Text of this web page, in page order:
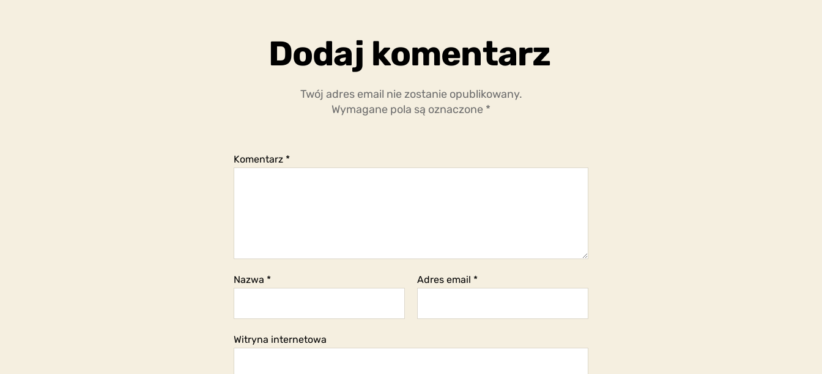
Dodaj komentarz
Twój adres email nie zostanie opublikowany.
Wymagane pola są oznaczone *
Komentarz *
Nazwa * Adres email *
Witryna internetowa